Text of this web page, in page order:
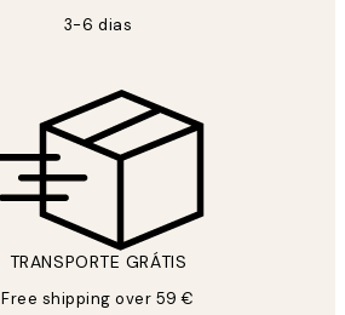
3-6 dias
TRANSPORTE GRÁTIS
Free shipping over 59 €